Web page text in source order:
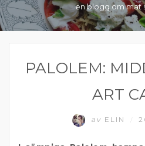
en blogg om mat
PALOLEM:
ART
av ELIN